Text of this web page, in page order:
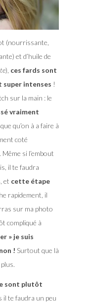
(nourrissante,
et d’huile de
), ces fards sont
super intenses !
sur la main : le
vraiment
qu’on à a faire à
coté
si l’embout
il te faudra
et cette étape
rapidement, il
sur ma photo
compliqué à
» je suis
! Surtout que là
sont plutôt
il te faudra un peu